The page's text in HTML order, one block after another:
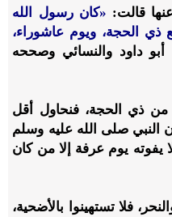
قالت: «كان رسول الله
الحجة، ويوم عاشوراء،
أبو داود والنسائي وصححه
ذي الحجة، فنحاول أقل
النبي صلى الله عليه وسلم
يوم عرفة إلا من كان
فلا تستهينوا بالأضحية،